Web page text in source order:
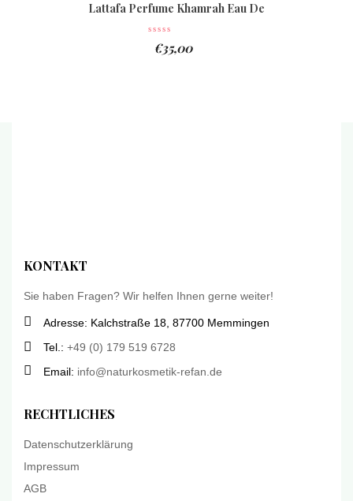
Lattafa Perfume Khamrah Eau De
Parfum 100ml
€35,00
KONTAKT
Sie haben Fragen? Wir helfen Ihnen gerne weiter!
Adresse: Kalchstraße 18, 87700 Memmingen
Tel.: +49 (0) 179 519 6728
Email: info@naturkosmetik-refan.de
RECHTLICHES
Datenschutzerklärung
Impressum
AGB